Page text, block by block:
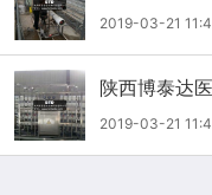
2019-03-21
陕西博泰达
2019-03-21